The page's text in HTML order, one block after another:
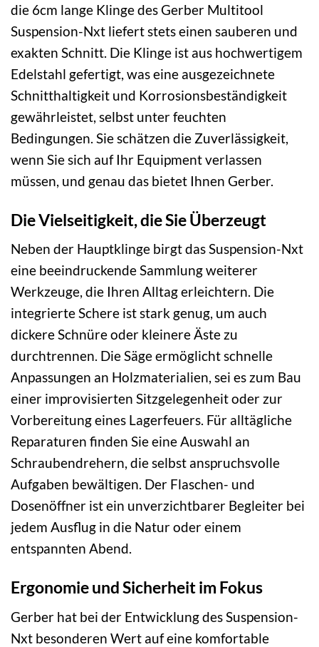
die 6cm lange Klinge des Gerber Multitool
Suspension-Nxt liefert stets einen sauberen und
exakten Schnitt. Die Klinge ist aus hochwertigem
Edelstahl gefertigt, was eine ausgezeichnete
Schnitthaltigkeit und Korrosionsbeständigkeit
gewährleistet, selbst unter feuchten
Bedingungen. Sie schätzen die Zuverlässigkeit,
wenn Sie sich auf Ihr Equipment verlassen
müssen, und genau das bietet Ihnen Gerber.
Die Vielseitigkeit, die Sie Überzeugt
Neben der Hauptklinge birgt das Suspension-Nxt
eine beeindruckende Sammlung weiterer
Werkzeuge, die Ihren Alltag erleichtern. Die
integrierte Schere ist stark genug, um auch
dickere Schnüre oder kleinere Äste zu
durchtrennen. Die Säge ermöglicht schnelle
Anpassungen an Holzmaterialien, sei es zum Bau
einer improvisierten Sitzgelegenheit oder zur
Vorbereitung eines Lagerfeuers. Für alltägliche
Reparaturen finden Sie eine Auswahl an
Schraubendrehern, die selbst anspruchsvolle
Aufgaben bewältigen. Der Flaschen- und
Dosenöffner ist ein unverzichtbarer Begleiter bei
jedem Ausflug in die Natur oder einem
entspannten Abend.
Ergonomie und Sicherheit im Fokus
Gerber hat bei der Entwicklung des Suspension-
Nxt besonderen Wert auf eine komfortable